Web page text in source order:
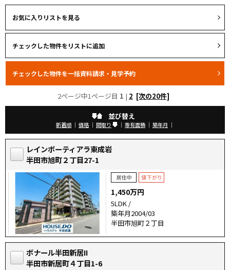
お気に入りリストを見る
2ページ中1ページ目 1 | 2 [次の20件]
並び替え
新着順 ｜ 価格 ｜ 間取り ｜ 専有面積 ｜ 築年月 ｜
レインボーティアラ東成岩
半田市旭町２丁目27-1
1,450万円
5LDK /
築年月2004/03
半田市旭町２丁目
ボナール半田新居II
半田市新居町４丁目1-6